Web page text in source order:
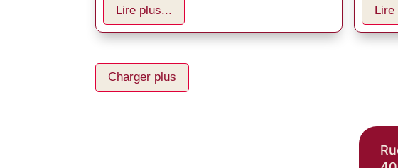
Lire plus...
Charger plus